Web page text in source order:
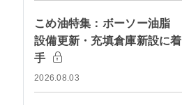
こめ油特集：ボーソー油脂
設備更新・充填倉庫新設に着
手
2026.08.03